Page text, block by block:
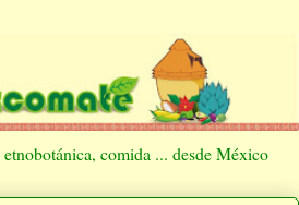
comida ... desde México